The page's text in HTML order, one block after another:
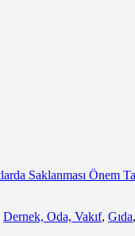
Dernek, Oda, Vakıf, Gıda,